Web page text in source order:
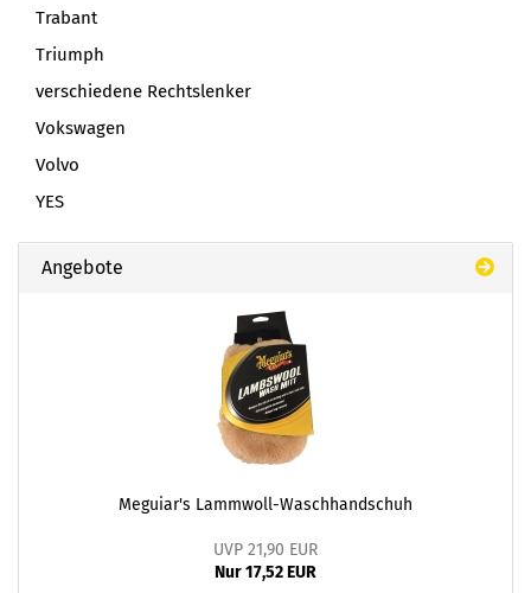
Trabant
Triumph
verschiedene Rechtslenker
Vokswagen
Volvo
YES
Angebote
Meguiar's Lammwoll-Waschhandschuh
UVP 21,90 EUR
Nur 17,52 EUR